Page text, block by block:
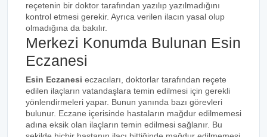
reçetenin bir doktor tarafından yazılıp yazılmadığını
kontrol etmesi gerekir. Ayrıca verilen ilacın yasal olup
olmadığına da bakılır.
Merkezi Konumda Bulunan Esin
Eczanesi
Esin Eczanesi eczacıları, doktorlar tarafından reçete
edilen ilaçların vatandaşlara temin edilmesi için gerekli
yönlendirmeleri yapar. Bunun yanında bazı görevleri
bulunur. Eczane içerisinde hastaların mağdur edilmemesi
adına eksik olan ilaçların temin edilmesi sağlanır. Bu